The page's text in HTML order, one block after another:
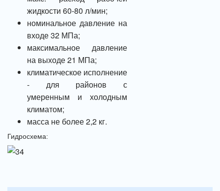
жидкости 60-80 л/мин;
номинальное давление на
входе 32 МПа;
максимальное давление
на выходе 21 МПа;
климатическое исполнение
- для районов с
умеренным и холодным
климатом;
масса не более 2,2 кг.
Гидросхема: